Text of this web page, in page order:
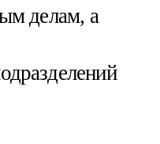
делам, а